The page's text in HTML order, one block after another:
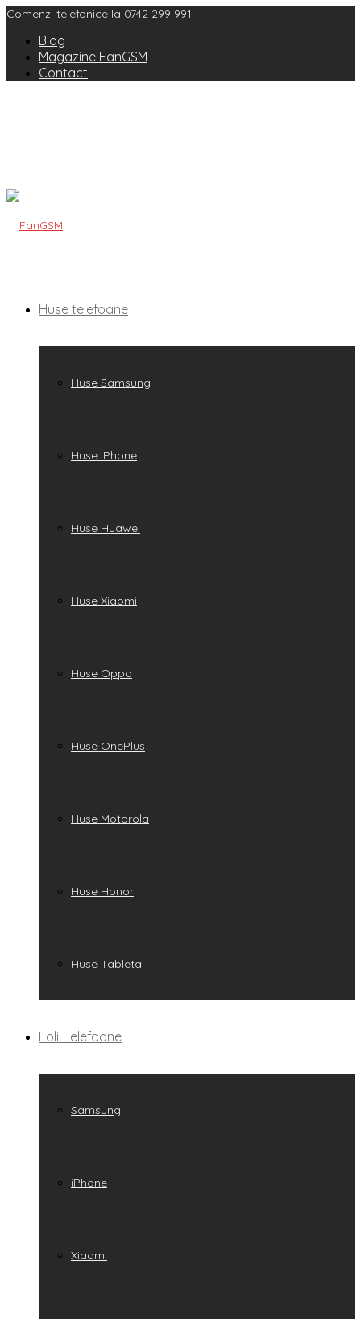
Comenzi telefonice la 0742 299 991
Blog
Magazine FanGSM
Contact
Huse telefoane
Huse Samsung
Huse iPhone
Huse Huawei
Huse Xiaomi
Huse Oppo
Huse OnePlus
Huse Motorola
Huse Honor
Huse Tableta
Folii Telefoane
Samsung
iPhone
Xiaomi